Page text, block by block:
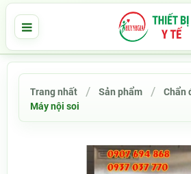
Trang nhất Sản phẩm
Chẩn
Máy nội soi